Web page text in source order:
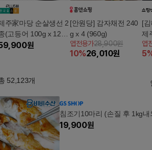
주家마당 순살생선 2
(고등어 100g x 12팩
손질은갈치살 250g x
원
[안원당] 감자채전 240
g x 4 (960g)
앱전용가28,900원
10%26,010원
[
제
막
앱
5
52,123개
침조기10마리 (손질 후 1kg내
19,900원